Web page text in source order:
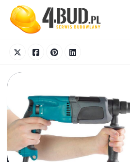
content